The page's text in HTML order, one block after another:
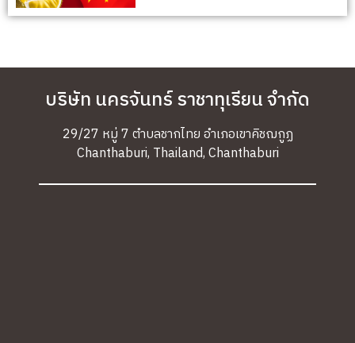
บริษัท นครจันทร์ ราชาทุเรียน จํากัด
29/27 หมู่ 7 ตำบลชากไทย อำเภอเขาคิชฌกูฏ
Chanthaburi, Thailand, Chanthaburi